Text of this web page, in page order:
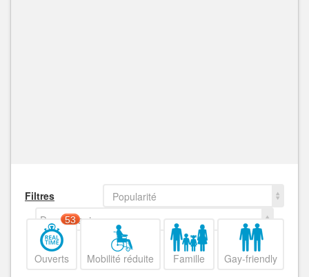
Filtres
Popularité
Decroissant
Ouverts
53
Mobilité réduite Famille Gay-friendly